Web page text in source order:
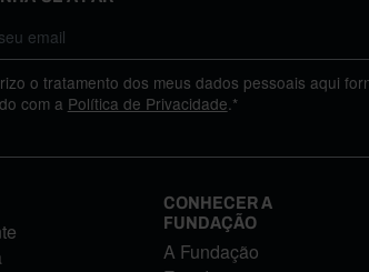
o tratamento dos meus dados pessoais aqui
com a Política de Privacidade.*
CONHECER A
FUNDAÇÃO
A Fundação